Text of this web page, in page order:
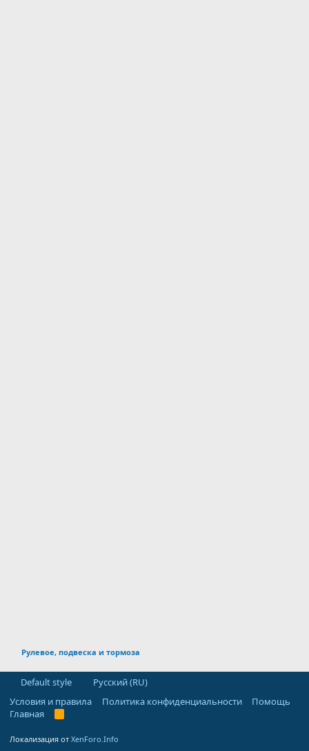
Рулевое, подвеска и тормоза
Default style
Русский (RU)
Условия и правила
Политика конфиденциальности
Помощь
Главная
R
Локализация от XenForo.Info